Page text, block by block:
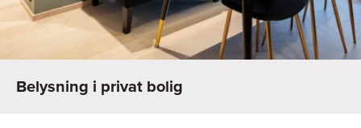
Belysning i privat bolig